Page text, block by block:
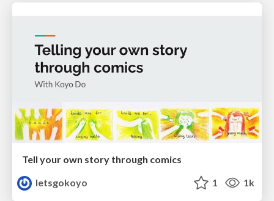
Tell your own story through comics
letsgokoyo
1 1k